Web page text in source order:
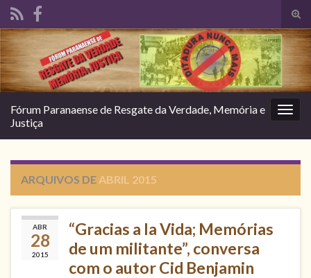
de
Search for:
Fórum Paranaense de Resgate da Verdade, Memória e
Justiça
ARQUIVOS DE ABRIL 2015
ABR
28
2015
“Gracias a la Vida; Memórias
de um militante”, conversa
com o autor Cid Benjamin